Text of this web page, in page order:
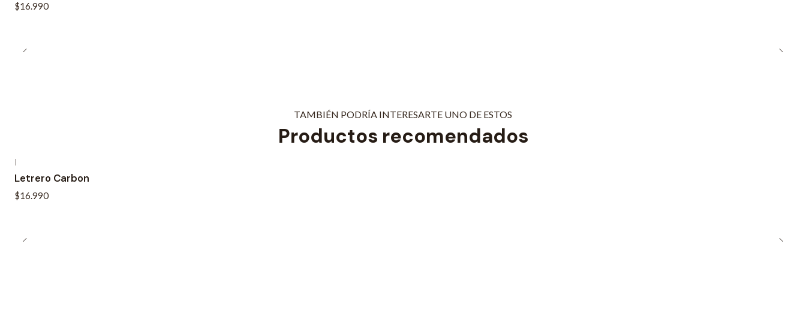
$16.990
TAMBIÉN PODRÍA INTERESARTE UNO DE ESTOS
Productos recomendados
|
Letrero Carbon
$16.990